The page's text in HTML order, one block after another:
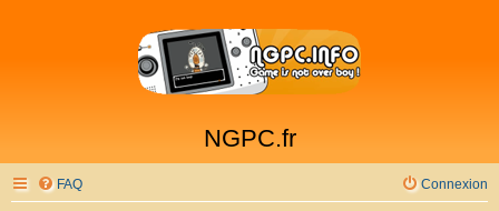
NGPC.fr
FAQ Connexion